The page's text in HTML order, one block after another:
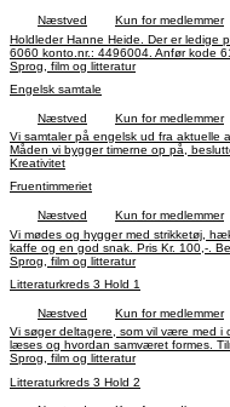
Næstved Kun for medlemmer
Holdleder Hanne Heide. Der er ledige pladser. Pris Kr.
Sprog, film og litteratur
Engelsk samtale
Næstved Kun for medlemmer
Vi samtaler på engelsk ud fra aktuelle
Måden vi bygger timerne op på, beslutter vi selv. Pris Kr.
Kreativitet
Fruentimmeriet
Næstved Kun for medlemmer
Vi mødes og hygger med strikketøj,
kaffe og en god snak. Pris Kr. 100,-. Betaling via bank til reg.nr.: 6060 konto.nr.: 4496004.
Sprog, film og litteratur
Litteraturkreds 3 Hold 1
Næstved Kun for medlemmer
Vi søger deltagere, som vil være med i
læses og hvordan samværet formes. Tilmelding til holdleder Bent Illum, 22 13 44 96. Pris Kr.
100,-. Betaling via bank til reg.nr.: 6060 konto.nr.: 4496004. Anfør kode 618 og navn. Indtil 3.
Sprog, film og litteratur
Litteraturkreds 3 Hold 2